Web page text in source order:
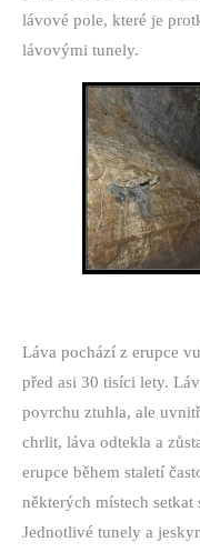
lávové pole, které je
lávovými tunely.
Láva pochází z erupce
před asi 30 tisíci lety.
povrchu ztuhla, ale
chrlit, láva odtekla a
erupce během staletí
některých místech
Jednotlivé tunely a